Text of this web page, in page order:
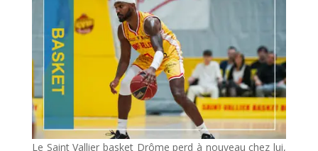
Le Saint Vallier basket Drôme perd à nouveau chez lui,